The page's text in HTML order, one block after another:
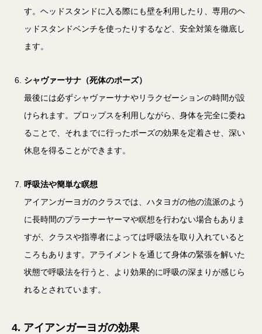
す。ヘッドスタンドに入る際にも壁を利用したり、専用のヘ
ッドスタンドベンチを使ったりするなど、安全対策を徹底し
ます。
シャヴァーサナ（死体のポーズ）
最後には必ずシャヴァーサナやリラクゼーションの時間が設
けられます。プロップスを利用しながら、身体を完全に委ね
ることで、それまでに行ったポーズの効果を定着させ、深い
休息を得ることができます。
呼吸法や簡単な瞑想
アイアンガーヨガのクラスでは、ハタヨガの他の流派のよう
に長時間のプラーナーヤーマや瞑想を行わない場合もありま
すが、クラスや指導者によっては呼吸法を取り入れていると
ころもあります。アライメントを通じて身体の緊張を解いた
状態で呼吸法を行うと、より効果的に呼吸の深まりが感じら
れるとされています。
4. アイアンガーヨガの効果